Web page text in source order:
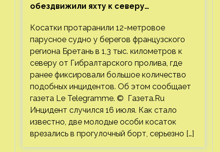
обездвижили яхту к северу
Косатки протаранили 12-метровое
парусное судно у берегов французского
региона Бретань в 1,3 тыс. километров к
северу от Гибралтарского пролива, где
ранее фиксировали большое количество
подобных инцидентов. Об этом сообщает
газета Le Telegramme. © Газета.Ru
Инцидент случился 16 июля. Как стало
известно, две молодые особи косаток
врезались в прогулочный борт, серьезно […]